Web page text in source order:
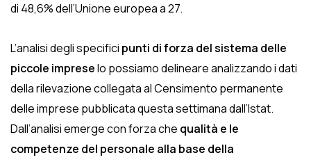
di 48,6% dell’Unione europea a 27.
L’analisi degli specifici punti di forza del sistema delle
piccole impreselo possiamo delineare analizzando i dati
della rilevazione collegata al Censimento permanente
delle imprese pubblicata questa settimana dall’Istat.
Dall’analisi emerge con forza che qualità e le
competenze del personale alla base della